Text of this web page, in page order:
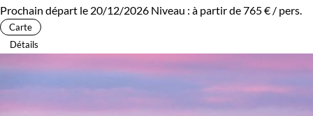
Prochain départ le 20/12/2026 Niveau : à partir de765 € / pers.
Carte
Détails